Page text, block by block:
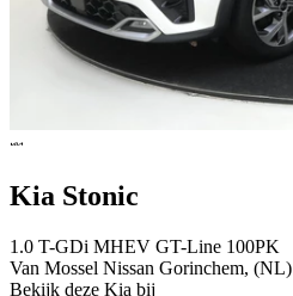
Kia Stonic
1.0 T-GDi MHEV GT-Line 100PK
Van Mossel Nissan Gorinchem, (NL)
Bekijk deze Kia bij